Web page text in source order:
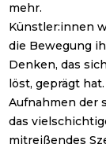
mehr.
Künstler:innen
die Bewegung
Denken, das
löst, geprägt
Aufnahmen der
das
mitreißendes